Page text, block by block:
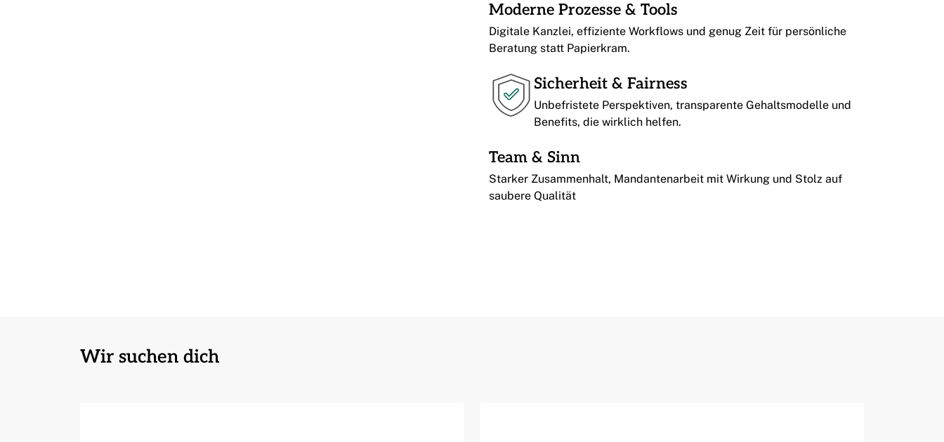
Moderne Prozesse & Tools
Digitale Kanzlei, effiziente Workflows und genug Zeit für persönliche
Beratung statt Papierkram.
Sicherheit & Fairness
Unbefristete Perspektiven, transparente Gehaltsmodelle und
Benefits, die wirklich helfen.
Team & Sinn
Starker Zusammenhalt, Mandantenarbeit mit Wirkung und Stolz auf
saubere Qualität
Wir suchen dich